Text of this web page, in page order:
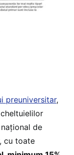
preuniversitar,
de
cu toate